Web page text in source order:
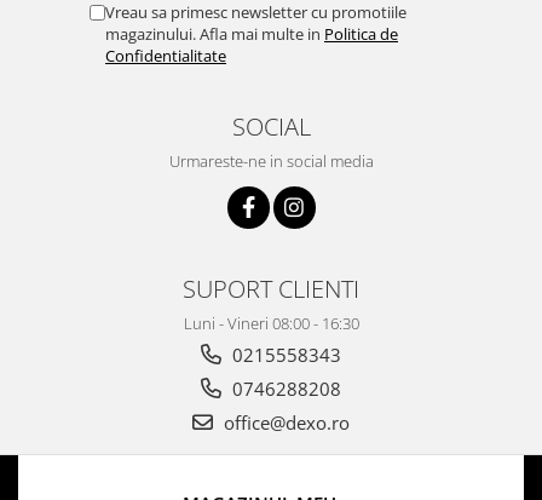
Vreau sa primesc newsletter cu promotiile
magazinului. Afla mai multe in Politica de
Confidentialitate
SOCIAL
Urmareste-ne in social media
SUPORT CLIENTI
Luni - Vineri 08:00 - 16:30
0215558343
0746288208
office@dexo.ro